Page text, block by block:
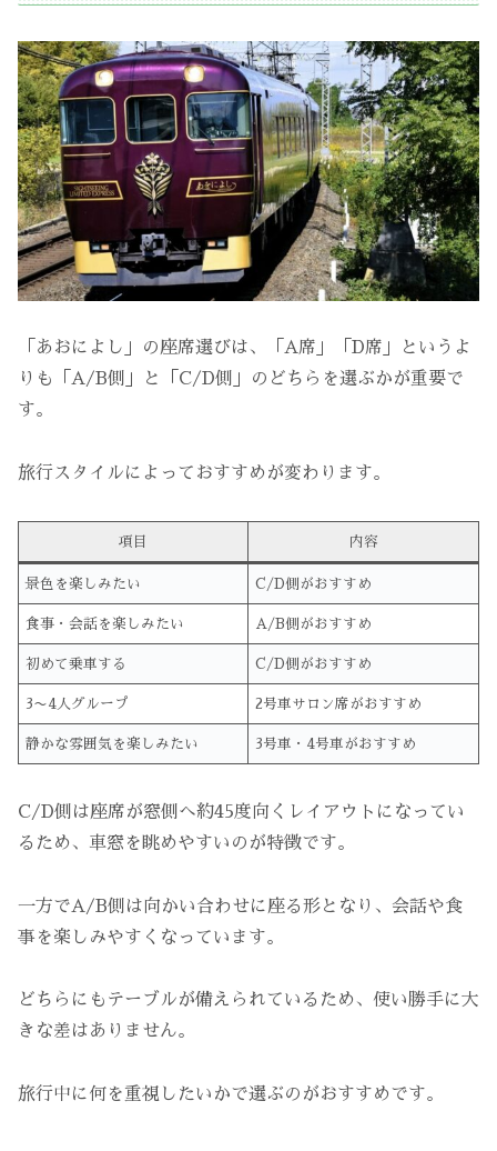
「あおによし」の座席選びは、「A席」「D席」というよ
りも「A/B側」と「C/D側」のどちらを選ぶかが重要で
す。
旅行スタイルによっておすすめが変わります。
項目 内容
景色を楽しみたい C/D側がおすすめ
食事・会話を楽しみたい A/B側がおすすめ
初めて乗車する C/D側がおすすめ
3〜4人グループ 2号車サロン席がおすすめ
静かな雰囲気を楽しみたい 3号車・4号車がおすすめ
C/D側は座席が窓側へ約45度向くレイアウトになってい
るため、車窓を眺めやすいのが特徴です。
一方でA/B側は向かい合わせに座る形となり、会話や食
事を楽しみやすくなっています。
どちらにもテーブルが備えられているため、使い勝手に大
きな差はありません。
旅行中に何を重視したいかで選ぶのがおすすめです。